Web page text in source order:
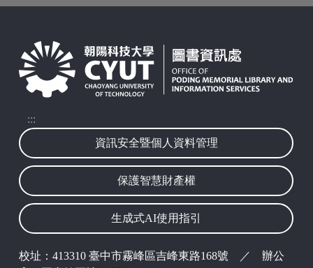
波錠映像
:::
資訊安全暨個人資料管理
保護智慧財產權
生成式AI使用指引
校址：413310 臺中市霧峰區吉峰東路168號 ／ 辦公